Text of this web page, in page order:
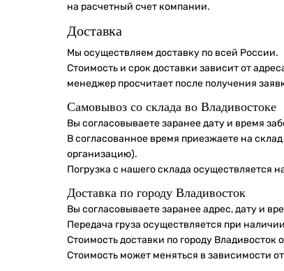
на расчетный счет компании.
Доставка
Мы осуществляем доставку по всей России.
Стоимость и срок доставки зависит от
менеджер просчитает после получения
Самовывоз со склада во Владивостоке
Вы согласовываете заранее дату и время
В согласованное время приезжаете на
организацию).
Погрузка с нашего склада осуществляется
Доставка по городу Владивосток
Вы согласовываете заранее адрес, дату и
Передача груза осуществляется при
Стоимость доставки по городу Владивосток
Стоимость может меняться в зависимости